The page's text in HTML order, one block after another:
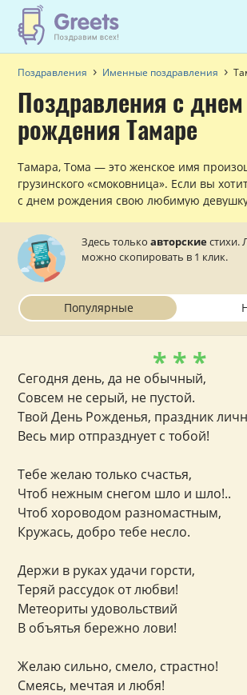
Поздравления Именные поздравления
Поздравления с днем
рождения Тамаре
Тамара, Тома — это женское имя
грузинского «смоковница». Если вы
с днем рождения свою любимую
сделать в стихах, то в данном разделе
что нужно!
Здесь толькоавторские стихи.
можно скопировать в 1 клик.
Популярные
* * *
Сегодня день, да не обычный,
Совсем не серый, не пустой.
Твой День Рожденья, праздник
Весь мир отпразднует с тобой!
Тебе желаю только счастья,
Чтоб нежным снегом шло и шло!..
Чтоб хороводом разномастным,
Кружась, добро тебе несло.
Держи в руках удачи горсти,
Теряй рассудок от любви!
Метеориты удовольствий
В объятья бережно лови!
Желаю сильно, смело, страстно!
Смеясь, мечтая и любя!